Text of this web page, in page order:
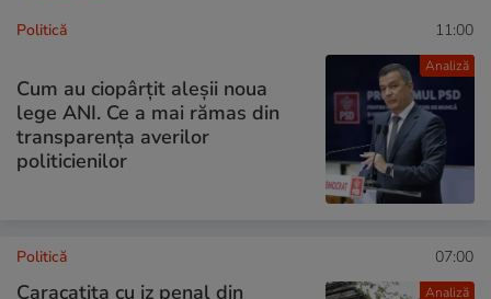
Analiză
Politică 11:00
Cum au ciopârțit aleșii noua
lege ANI. Ce a mai rămas din
transparența averilor
politicienilor
Analiză
Politică 07:00
Caracatița cu iz penal din